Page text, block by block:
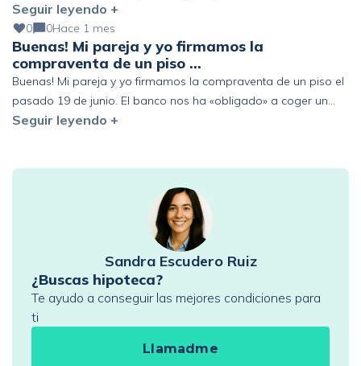
Seguir leyendo +
0 0Hace 1 mes
Buenas! Mi pareja y yo firmamos la
compraventa de un piso …
Buenas! Mi pareja y yo firmamos la compraventa de un piso el
pasado 19 de junio. El banco nos ha «obligado» a coger un
seguro de vida de prima única de 6 años y estamos pensando
Seguir leyendo +
Sandra Escudero Ruiz
¿Buscas hipoteca?
Te ayudo a conseguir las mejores condiciones para
ti
Llamadme